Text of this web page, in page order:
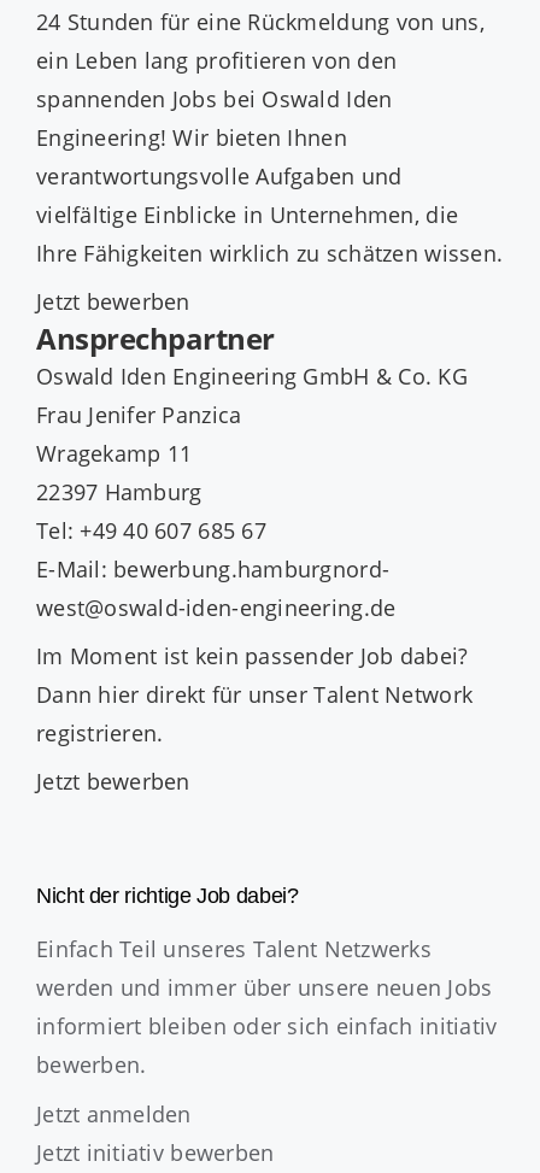
24 Stunden für eine Rückmeldung von uns,
ein Leben lang profitieren von den
spannenden Jobs bei Oswald Iden
Engineering! Wir bieten Ihnen
verantwortungsvolle Aufgaben und
vielfältige Einblicke in Unternehmen, die
Ihre Fähigkeiten wirklich zu schätzen wissen.
Jetzt bewerben
Ansprechpartner
Oswald Iden Engineering GmbH & Co. KG
Frau Jenifer Panzica
Wragekamp 11
22397 Hamburg
Tel: +49 40 607 685 67
E-Mail: bewerbung.hamburgnord-
west@oswald-iden-engineering.de
Im Moment ist kein passender Job dabei?
Dann hier direkt für unser Talent Network
registrieren.
Jetzt bewerben
Nicht der richtige Job dabei?
Einfach Teil unseres Talent Netzwerks
werden und immer über unsere neuen Jobs
informiert bleiben oder sich einfach initiativ
bewerben.
Jetzt anmelden
Jetzt initiativ bewerben